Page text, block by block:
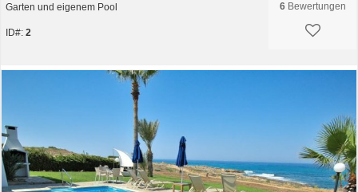
Garten und eigenem Pool
ID#: 2
6Bewertungen